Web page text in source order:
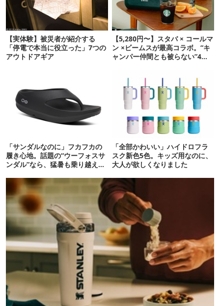
【実体験】被災者が紹介する
「停電で本当に役立った」7つの
アウトドアギア
【5,280円〜】スタバ × コールマ
ン ×ビームスが最高コラボ。“キ
ャンパー仲間とも被らない”4ア
「サンダルなのに」フカフカの
履き心地。話題の“ウーフォスサ
ンダル”なら、猛暑も乗り越えら
「全部かわいい」ハイドロフラ
スク新色5色。キッズ用なのに、
大人が欲しくなりました